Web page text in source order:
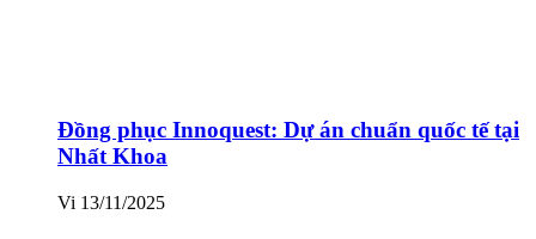
Đồng phục Innoquest: Dự án chuẩn quốc tế tại
Nhất Khoa
Vi 13/11/2025